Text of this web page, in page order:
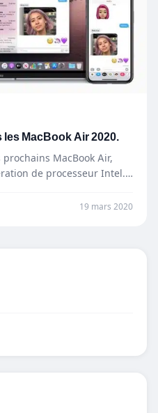
MacBook Air 2020.
MacBook Air,
de processeur Intel.…
19 mars 2020